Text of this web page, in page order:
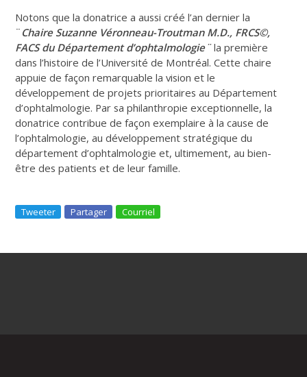
Notons que la donatrice a aussi créé l’an dernier la
¨ Chaire Suzanne Véronneau-Troutman M.D., FRCS©,
FACS du Département d’ophtalmologie¨la première
dans l’histoire de l’Université de Montréal. Cette chaire
appuie de façon remarquable la vision et le
développement de projets prioritaires au Département
d’ophtalmologie. Par sa philanthropie exceptionnelle, la
donatrice contribue de façon exemplaire à la cause de
l’ophtalmologie, au développement stratégique du
département d’ophtalmologie et, ultimement, au bien-
être des patients et de leur famille.
Tweeter Partager Courriel